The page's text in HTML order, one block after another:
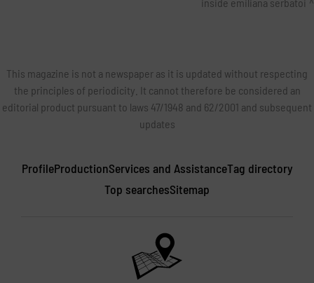
This magazine is not a newspaper as it is updated without respecting
the principles of periodicity. It cannot therefore be considered an
editorial product pursuant to laws 47/1948 and 62/2001 and subsequent
updates
ProfileProductionServices and AssistanceTag directory
Top searchesSitemap